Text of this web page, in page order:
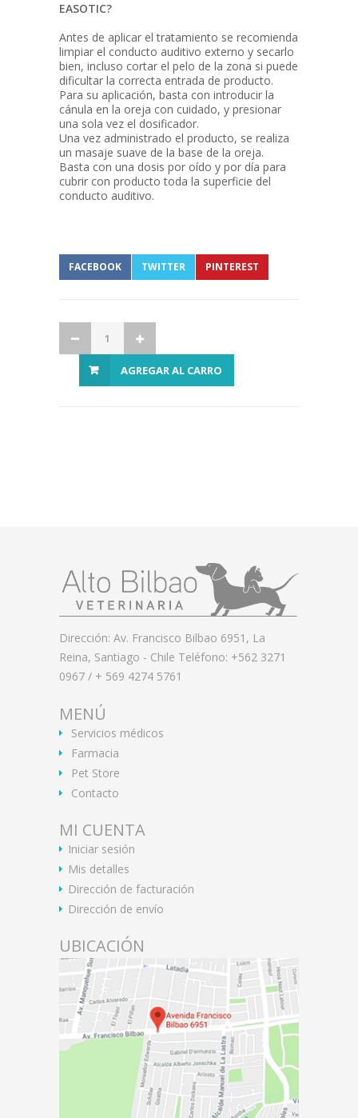
EASOTIC?
Antes de aplicar el tratamiento se recomienda
limpiar el conducto auditivo externo y secarlo
bien, incluso cortar el pelo de la zona si puede
dificultar la correcta entrada de producto.
Para su aplicación, basta con introducir la
cánula en la oreja con cuidado, y presionar
una sola vez el dosificador.
Una vez administrado el producto, se realiza
un masaje suave de la base de la oreja.
Basta con una dosis por oído y por día para
cubrir con producto toda la superficie del
conducto auditivo.
FACEBOOK TWITTER PINTEREST
AGREGAR AL CARRO
Dirección: Av. Francisco Bilbao 6951, La
Reina, Santiago - Chile Teléfono: +562 3271
0967 / + 569 4274 5761
MENÚ
Servicios médicos
Farmacia
Pet Store
Contacto
MI CUENTA
Iniciar sesión
Mis detalles
Dirección de facturación
Dirección de envío
UBICACIÓN